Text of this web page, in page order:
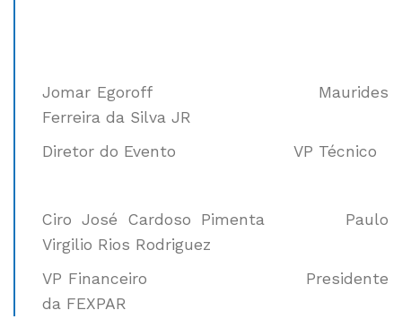
Jomar Egoroff Maurides
Ferreira da Silva JR
Diretor do Evento VP Técnico
Ciro José Cardoso Pimenta Paulo
Virgilio Rios Rodriguez
VP Financeiro Presidente
da FEXPAR